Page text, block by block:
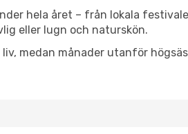
hela året – från lokala
eller lugn och naturskön.
medan månader utanför